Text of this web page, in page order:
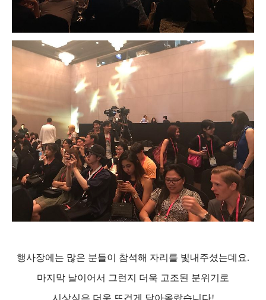
행사장에는 많은 분들이 참석해 자리를 빛내주셨는데요.
마지막 날이어서 그런지 더욱 고조된 분위기로
시상식은 더욱 뜨겁게 달아올랐습니다!